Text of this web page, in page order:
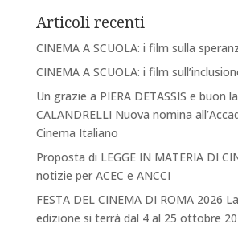
Articoli recenti
CINEMA A SCUOLA: i film sulla
CINEMA A SCUOLA: i film
Un grazie a PIERA DETASSIS e buon
CALANDRELLI Nuova nomina
Cinema Italiano
Proposta di LEGGE IN MATERIA DI
notizie per ACEC e ANCCI
FESTA DEL CINEMA DI ROMA 2026
edizione si terrà dal 4 al 25 ottobre